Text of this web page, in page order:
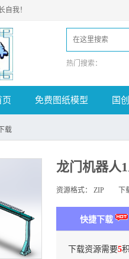
自我！
热门搜索：
页 免费图纸模型 国
载
龙门机器人
资源格式： ZIP 下载
快捷下载
下载资源需要5